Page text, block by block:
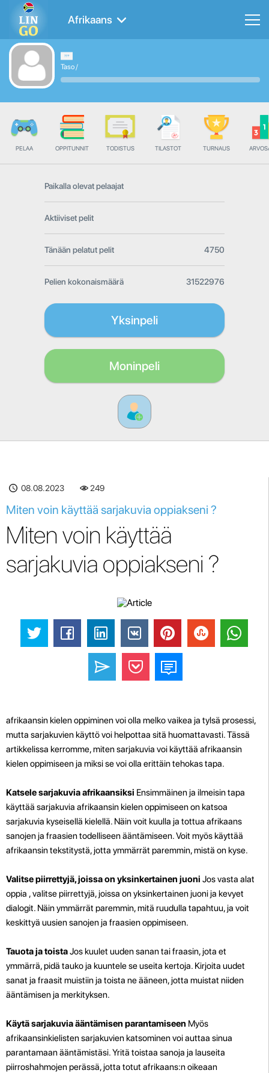
Afrikaans
Taso/
PELAA OPPITUNNIT TODISTUS TILASTOT TURNAUS
Paikalla olevat pelaajat
Aktiiviset pelit
Tänään pelatut pelit 4750
Pelien kokonaismäärä 31522976
Yksinpeli
Moninpeli
08.08.2023 249
Miten voin käyttää sarjakuvia oppiakseni ?
Miten voin käyttää
sarjakuvia oppiakseni ?
afrikaansin kielen oppiminen voi olla melko vaikea ja tylsä prosessi,
mutta sarjakuvien käyttö voi helpottaa sitä huomattavasti. Tässä
artikkelissa kerromme, miten sarjakuvia voi käyttää afrikaansin
kielen oppimiseen ja miksi se voi olla erittäin tehokas tapa.
Katsele sarjakuvia afrikaansiksi Ensimmäinen ja ilmeisin tapa
käyttää sarjakuvia afrikaansin kielen oppimiseen on katsoa
sarjakuvia kyseisellä kielellä. Näin voit kuulla ja tottua afrikaans
sanojen ja fraasien todelliseen ääntämiseen. Voit myös käyttää
afrikaansin tekstitystä, jotta ymmärrät paremmin, mistä on kyse.
Valitse piirrettyjä, joissa on yksinkertainen juoni Jos vasta alat
oppia , valitse piirrettyjä, joissa on yksinkertainen juoni ja kevyet
dialogit. Näin ymmärrät paremmin, mitä ruudulla tapahtuu, ja voit
keskittyä uusien sanojen ja fraasien oppimiseen.
Tauota ja toistaJos kuulet uuden sanan tai fraasin, jota et
ymmärrä, pidä tauko ja kuuntele se useita kertoja. Kirjoita uudet
sanat ja fraasit muistiin ja toista ne ääneen, jotta muistat niiden
ääntämisen ja merkityksen.
Käytä sarjakuvia ääntämisen parantamiseen Myös
afrikaansinkielisten sarjakuvien katsominen voi auttaa sinua
parantamaan ääntämistäsi. Yritä toistaa sanoja ja lauseita
piirroshahmojen perässä, jotta totut afrikaans:n oikeaan